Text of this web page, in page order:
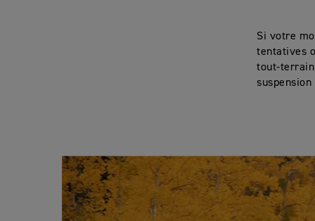
Si votre
tentatives
tout-terrain